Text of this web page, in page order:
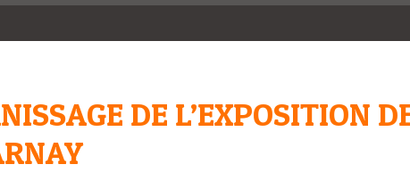
DE L’EXPOSITION